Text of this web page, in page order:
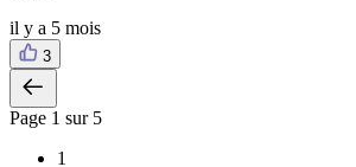
il y a 5 mois
3
Page 1 sur 5
1